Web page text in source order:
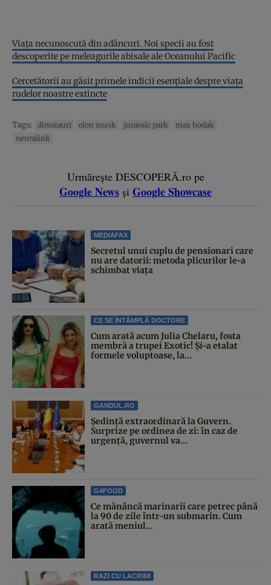
Viața necunoscută din adâncuri. Noi specii au fost
descoperite pe meleagurile abisale ale Oceanului Pacific
Cercetătorii au găsit primele indicii esenţiale despre viaţa
rudelor noastre extincte
Tags: dinozauri elon musk jurassic park
max hodak
neuralink
Urmărește DESCOPERĂ.ro pe
Google News și Google Showcase
MEDIAFAX
Secretul unui cuplu de pensionari care
nu are datorii: metoda plicurilor le-a
schimbat viața
CE SE ÎNTÂMPLĂ DOCTORE
Cum arată acum Julia Chelaru, fosta
membră a trupei Exotic! Și-a etalat
formele voluptoase, la...
GANDUL.RO
Şedinţă extraordinară la Guvern.
Surprize pe ordinea de zi: în caz de
urgență, guvernul va...
G4FOOD
Ce mănâncă marinarii care petrec până
la 90 de zile într-un submarin. Cum
arată meniul...
RAZI CU LACRIMI